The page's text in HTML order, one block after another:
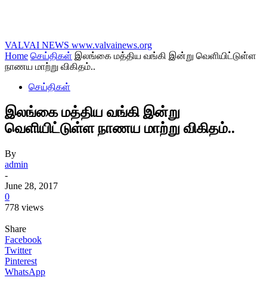
VALVAI NEWS www.valvainews.org
Home செய்திகள் இலங்கை மத்திய வங்கி இன்று வெளியிட்டுள்ள
நாணய மாற்று விகிதம்..
செய்திகள்
இலங்கை மத்திய வங்கி இன்று
வெளியிட்டுள்ள நாணய மாற்று விகிதம்..
By
admin
-
June 28, 2017
0
778 views
Share
Facebook
Twitter
Pinterest
WhatsApp